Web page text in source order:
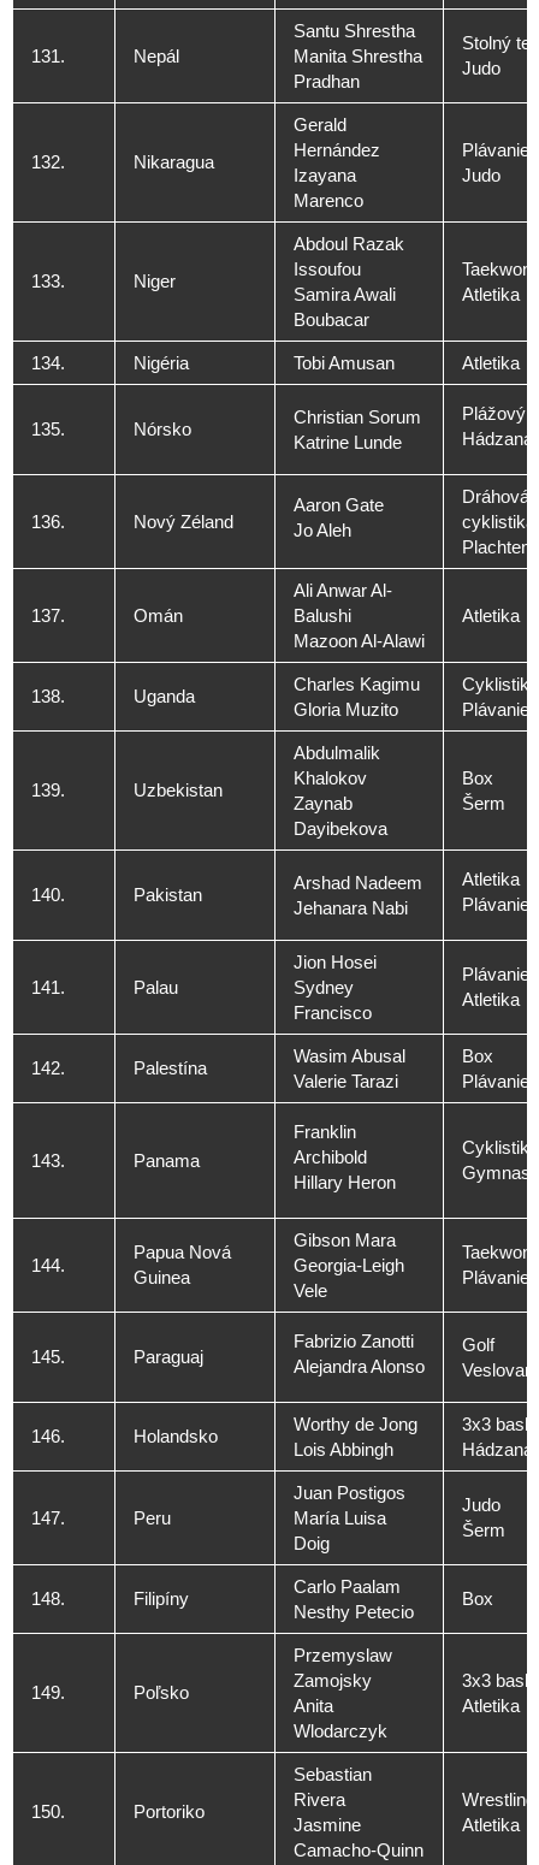
131. Nepál
Santu Shrestha
Manita Shrestha
Pradhan
Stolný
Judo
132. Nikaragua
Gerald
Hernández
Izayana
Marenco
Plávanie
Judo
133. Niger
Abdoul Razak
Issoufou
Samira Awali
Boubacar
Atletika
134. Nigéria Tobi Amusan Atletika
135. Nórsko
Christian Sorum
Katrine Lunde
Plážový
Hádzaná
136. Nový Zéland
Aaron Gate
Jo Aleh
Dráhová
cyklistika
137. Omán
Ali Anwar Al-
Balushi
Mazoon Al-Alawi
Atletika
138. Uganda
Charles Kagimu
Gloria Muzito
Cyklistika
Plávanie
139. Uzbekistan
Abdulmalik
Khalokov
Zaynab
Dayibekova
Box
Šerm
140. Pakistan
Arshad Nadeem
Jehanara Nabi
Atletika
Plávanie
141. Palau
Jion Hosei
Sydney
Francisco
Plávanie
Atletika
142. Palestína
Wasim Abusal
Valerie Tarazi
Box
Plávanie
143. Panama
Franklin
Archibold
Hillary Heron
Cyklistika
144.
Papua Nová
Guinea
Gibson Mara
Georgia-Leigh
Vele
Plávanie
145. Paraguaj
Fabrizio Zanotti
Alejandra Alonso
Golf
146. Holandsko
Worthy de Jong
Lois Abbingh
3x3
Hádzaná
147. Peru
Juan Postigos
María Luisa
Doig
Judo
Šerm
148. Filipíny
Carlo Paalam
Nesthy Petecio
Box
149. Poľsko
Przemyslaw
Zamojsky
Anita
Wlodarczyk
3x3
Atletika
150. Portoriko
Sebastian
Rivera
Jasmine
Camacho-Quinn
Wrestling
Atletika